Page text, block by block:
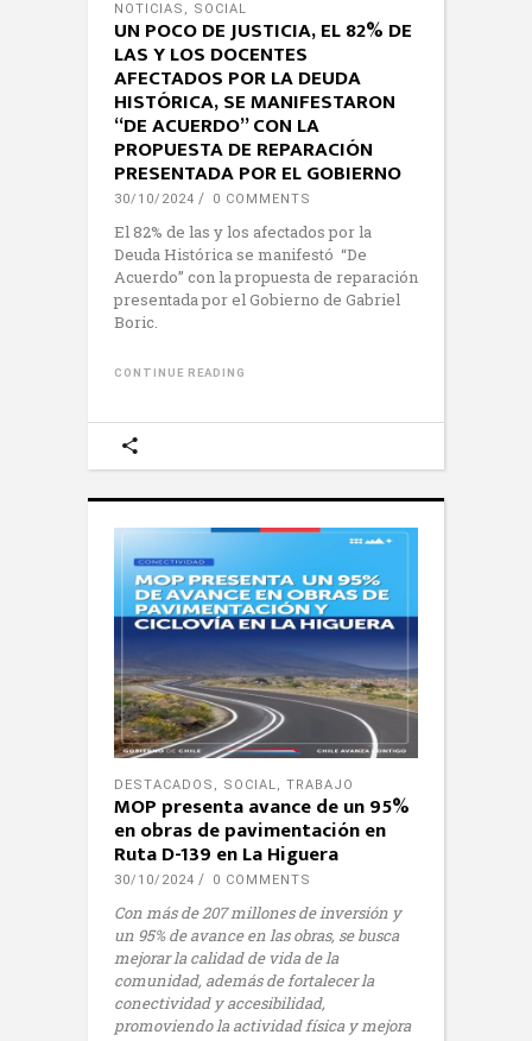
NOTICIAS , SOCIAL
UN POCO DE JUSTICIA, EL 82% DE
LAS Y LOS DOCENTES
AFECTADOS POR LA DEUDA
HISTÓRICA, SE MANIFESTARON
“DE ACUERDO” CON LA
PROPUESTA DE REPARACIÓN
PRESENTADA POR EL GOBIERNO
30/10/2024 0 COMMENTS
El 82% de las y los afectados por la
Deuda Histórica se manifestó “De
Acuerdo” con la propuesta de reparación
presentada por el Gobierno de Gabriel
Boric.
CONTINUE READING
DESTACADOS , SOCIAL, TRABAJO
MOP presenta avance de un 95%
en obras de pavimentación en
Ruta D-139 en La Higuera
30/10/2024 0 COMMENTS
Con más de 207 millones de inversión y
un 95% de avance en las obras, se busca
mejorar la calidad de vida de la
comunidad, además de fortalecer la
conectividad y accesibilidad,
promoviendo la actividad física y mejora